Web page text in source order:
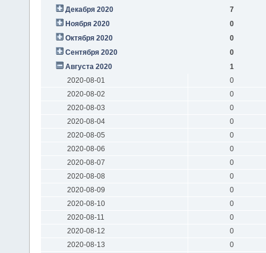
Декабря 2020
7
Ноября 2020
0
Октября 2020
0
Сентября 2020
0
Августа 2020
1
2020-08-01
0
2020-08-02
0
2020-08-03
0
2020-08-04
0
2020-08-05
0
2020-08-06
0
2020-08-07
0
2020-08-08
0
2020-08-09
0
2020-08-10
0
2020-08-11
0
2020-08-12
0
2020-08-13
0